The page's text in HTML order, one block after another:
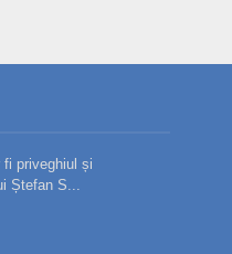
fi priveghiul și
Ștefan S...